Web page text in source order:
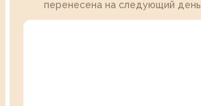
перенесена на следующий день.